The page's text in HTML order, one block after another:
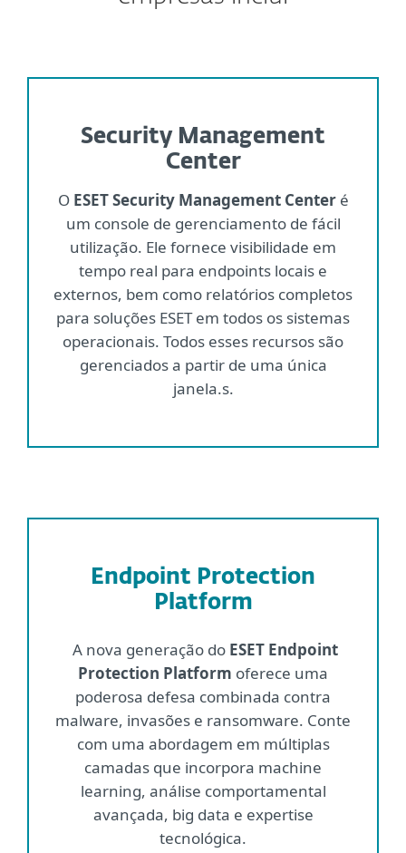
Security Management
Center
OESET Security Management Centeré
um console de gerenciamento de fácil
utilização. Ele fornece visibilidade em
tempo real para endpoints locais e
externos, bem como relatórios completos
para soluções ESET em todos os sistemas
operacionais. Todos esses recursos são
gerenciados a partir de uma única
janela.s.
Endpoint Protection
Platform
A nova generação do ESET Endpoint
Protection Platform oferece uma
poderosa defesa combinada contra
malware, invasões e ransomware. Conte
com uma abordagem em múltiplas
camadas que incorpora machine
learning, análise comportamental
avançada, big data e expertise
tecnológica.